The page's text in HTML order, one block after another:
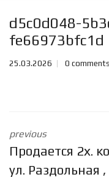
d5c0d048-
fe66973bfc1d
25.03.2026 0 comments
previous
Продается 2х.
ул. Раздольная